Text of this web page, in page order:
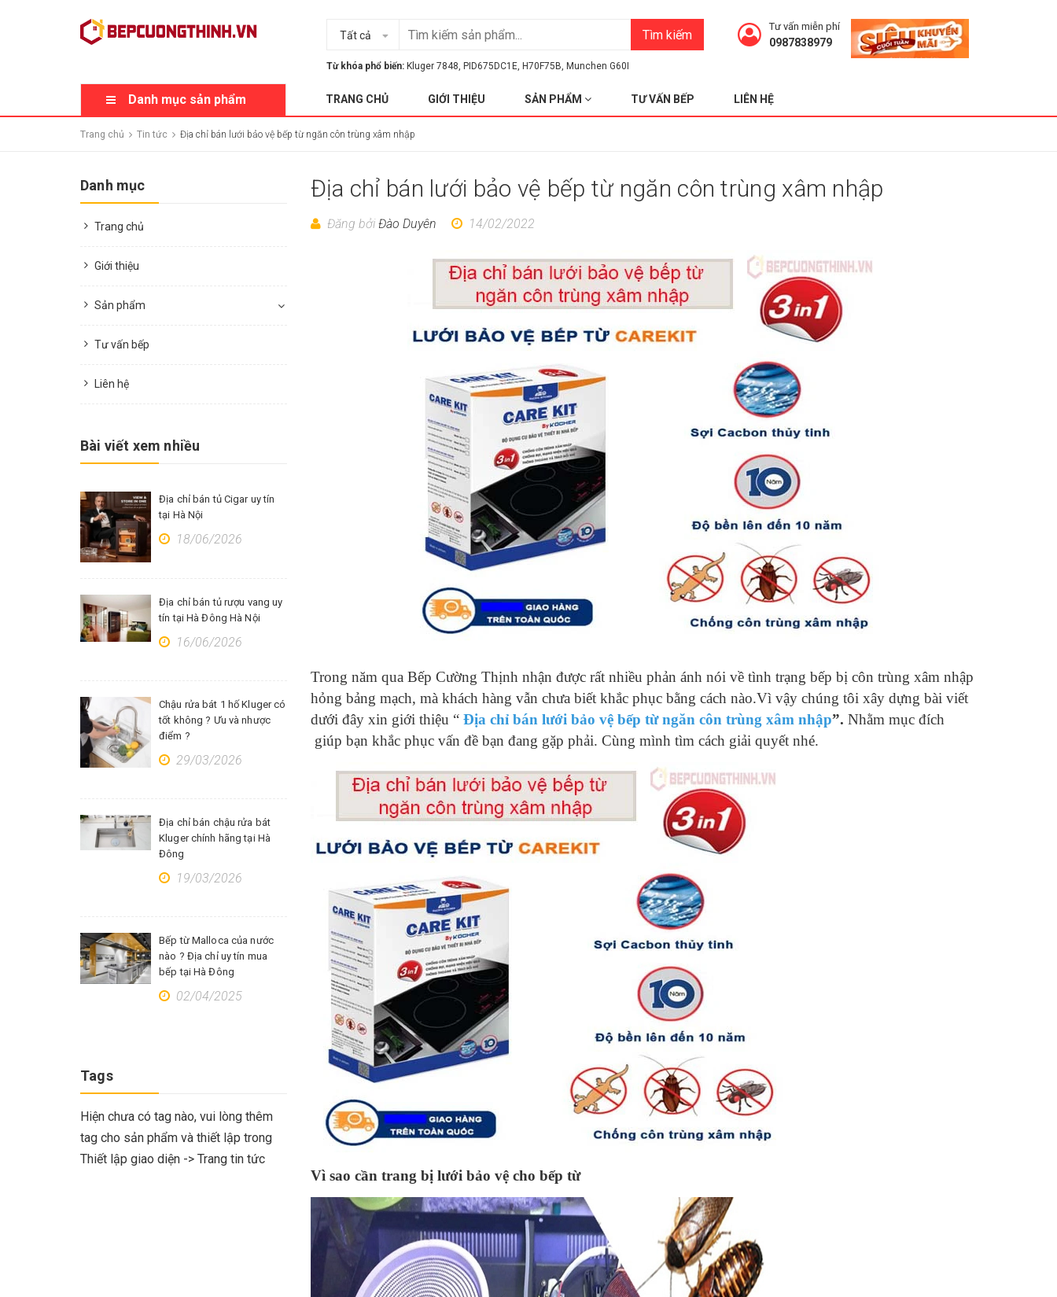
Tất cả Tìm kiếm
Từ khóa phổ biến: Kluger 7848, PID675DC1E, H70F75B, Munchen G60I
Tư vấn miễn phí
0987838979
Danh mục sản phẩm TRANG CHỦ GIỚI THIỆU SẢN PHẨM TƯ VẤN BẾP LIÊN HỆ
Trang chủ Tin tức Địa chỉ bán lưới bảo vệ bếp từ ngăn côn trùng xâm nhập
Địa chỉ bán lưới bảo vệ bếp từ ngăn côn trùng xâm nhập
Đăng bởi Đào Duyên 14/02/2022
Trong năm qua Bếp Cường Thịnh nhận được rất nhiều phản ánh nói về tình trạng bếp bị côn trùng xâm nhập
hỏng bảng mạch, mà khách hàng vẫn chưa biết khắc phục bằng cách nào.Vì vậy chúng tôi xây dựng bài viết
dưới đây xin giới thiệu “ Địa chỉ bán lưới bảo vệ bếp từ ngăn côn trùng xâm nhập”. Nhằm mục đích
giúp bạn khắc phục vấn đề bạn đang gặp phải. Cùng mình tìm cách giải quyết nhé.
Vì sao cần trang bị lưới bảo vệ cho bếp từ
Danh mục
Trang chủ
Giới thiệu
Sản phẩm
Tư vấn bếp
Liên hệ
Bài viết xem nhiều
Địa chỉ bán tủ Cigar uy tín
tại Hà Nội
18/06/2026
Địa chỉ bán tủ rượu vang uy
tín tại Hà Đông Hà Nội
16/06/2026
Chậu rửa bát 1 hố Kluger có
tốt không ? Ưu và nhược
điểm ?
29/03/2026
Địa chỉ bán chậu rửa bát
Kluger chính hãng tại Hà
Đông
19/03/2026
Bếp từ Malloca của nước
nào ? Địa chỉ uy tín mua
bếp tại Hà Đông
02/04/2025
Tags
Hiện chưa có tag nào, vui lòng thêm
tag cho sản phẩm và thiết lập trong
Thiết lập giao diện -> Trang tin tức